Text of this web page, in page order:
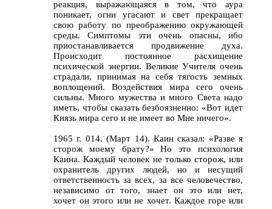
реакция, выражающаяся в том, что аура
поникает, огни угасают и свет прекращает
свою работу по преображению окружающей
среды. Симптомы эти очень опасны, ибо
приостанавливается продвижение духа.
Происходит постоянное расхищение
психической энергии. Великие Учителя очень
страдали, принимая на себя тягость земных
воплощений. Воздействия мира сего очень
сильны. Много мужества и много Света надо
иметь, чтобы сказать безбоязненно: «Вот идет
Князь мира сего и не имеет во Мне ничего».
1965 г. 014. (Март 14). Каин сказал: «Разве я
сторож моему брату?» Но это психология
Каина. Каждый человек не только сторож, или
охранитель других людей, но и несущий
ответственность за всех, за все человечество,
независимо от того, знает он это или нет,
хочет он этого или не хочет. Каждое горе или